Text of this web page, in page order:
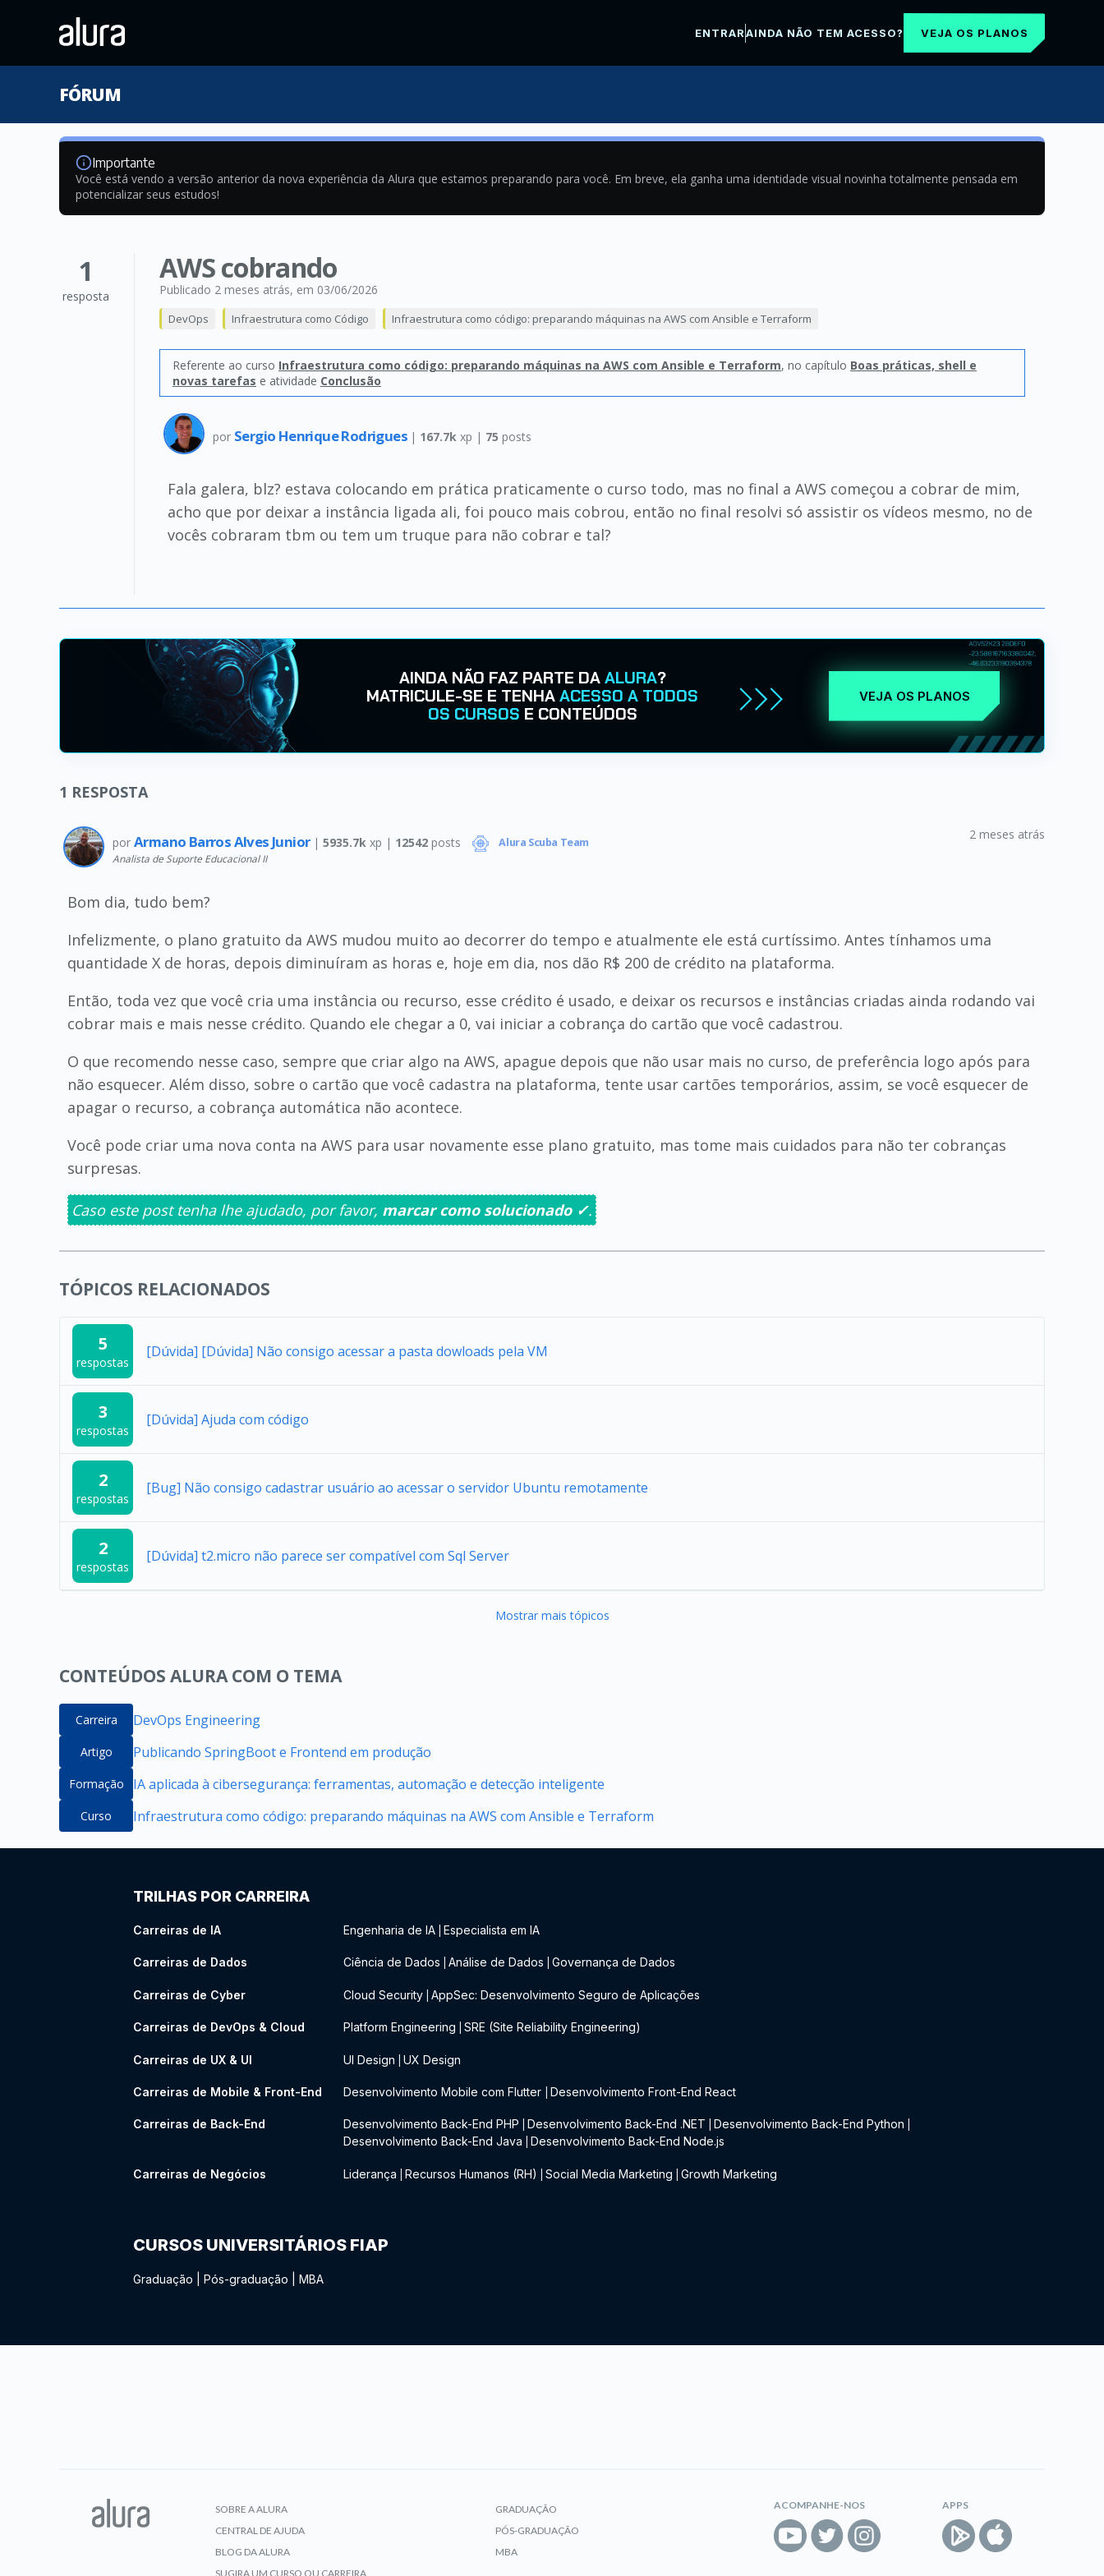
ENTRARAINDA NÃO TEM ACESSO? VEJA OS PLANOS
FÓRUM
Importante
Você está vendo a versão anterior da nova experiência da Alura que estamos preparando para você. Em breve, ela ganha uma identidade visual novinha totalmente pensada em
potencializar seus estudos!
1
resposta
AWS cobrando
Publicado 2 meses atrás, em 03/06/2026
DevOps Infraestrutura como Código Infraestrutura como código: preparando máquinas na AWS com Ansible e Terraform
Referente ao curso Infraestrutura como código: preparando máquinas na AWS com Ansible e Terraform, no capítulo Boas práticas, shell e
novas tarefas e atividade Conclusão
por Sergio Henrique Rodrigues | 167.7k xp | 75 posts
Fala galera, blz? estava colocando em prática praticamente o curso todo, mas no final a AWS começou a cobrar de mim,
acho que por deixar a instância ligada ali, foi pouco mais cobrou, então no final resolvi só assistir os vídeos mesmo, no de
vocês cobraram tbm ou tem um truque para não cobrar e tal?
AINDA NÃO FAZ PARTE DAALURA?
MATRICULE-SE E TENHAACESSO A TODOS
OS CURSOS E CONTEÚDOS
VEJA OS PLANOS
1 RESPOSTA
por Armano Barros Alves Junior | 5935.7k xp | 12542posts Alura Scuba Team
Analista de Suporte Educacional II
2 meses atrás
Bom dia, tudo bem?
Infelizmente, o plano gratuito da AWS mudou muito ao decorrer do tempo e atualmente ele está curtíssimo. Antes tínhamos uma
quantidade X de horas, depois diminuíram as horas e, hoje em dia, nos dão R$ 200 de crédito na plataforma.
Então, toda vez que você cria uma instância ou recurso, esse crédito é usado, e deixar os recursos e instâncias criadas ainda rodando vai
cobrar mais e mais nesse crédito. Quando ele chegar a 0, vai iniciar a cobrança do cartão que você cadastrou.
O que recomendo nesse caso, sempre que criar algo na AWS, apague depois que não usar mais no curso, de preferência logo após para
não esquecer. Além disso, sobre o cartão que você cadastra na plataforma, tente usar cartões temporários, assim, se você esquecer de
apagar o recurso, a cobrança automática não acontece.
Você pode criar uma nova conta na AWS para usar novamente esse plano gratuito, mas tome mais cuidados para não ter cobranças
surpresas.
Caso este post tenha lhe ajudado, por favor, marcar como solucionado ✓.
TÓPICOS RELACIONADOS
5
respostas
[Dúvida] [Dúvida] Não consigo acessar a pasta dowloads pela VM
3
respostas
[Dúvida] Ajuda com código
2
respostas
[Bug] Não consigo cadastrar usuário ao acessar o servidor Ubuntu remotamente
2
respostas
[Dúvida] t2.micro não parece ser compatível com Sql Server
Mostrar mais tópicos
CONTEÚDOS ALURA COM O TEMA
Carreira DevOps Engineering
Artigo Publicando SpringBoot e Frontend em produção
Formação IA aplicada à cibersegurança: ferramentas, automação e detecção inteligente
Curso Infraestrutura como código: preparando máquinas na AWS com Ansible e Terraform
TRILHAS POR CARREIRA
Carreiras de IA Engenharia de IA Especialista em IA
Carreiras de Dados Ciência de Dados Análise de Dados Governança de Dados
Carreiras de Cyber Cloud Security AppSec: Desenvolvimento Seguro de Aplicações
Carreiras de DevOps & Cloud Platform Engineering SRE (Site Reliability Engineering)
Carreiras de UX & UI UI Design UX Design
Carreiras de Mobile & Front-End Desenvolvimento Mobile com Flutter Desenvolvimento Front-End React
Carreiras de Back-End Desenvolvimento Back-End PHP Desenvolvimento Back-End .NET Desenvolvimento Back-End Python
Desenvolvimento Back-End Java Desenvolvimento Back-End Node.js
Carreiras de Negócios Liderança Recursos Humanos (RH) Social Media Marketing Growth Marketing
CURSOS UNIVERSITÁRIOS FIAP
Graduação Pós-graduação MBA
SOBRE A ALURA
CENTRAL DE AJUDA
BLOG DA ALURA
SUGIRA UM CURSO OU CARREIRA
GRADUAÇÃO
PÓS-GRADUAÇÃO
MBA
ACOMPANHE-NOS APPS